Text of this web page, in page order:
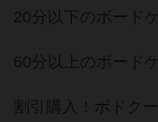
20分以下のボード
60分以上のボード
割引購入！ボドク